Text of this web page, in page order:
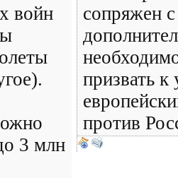
войн
3 млн
сопряжен с
призвать
против